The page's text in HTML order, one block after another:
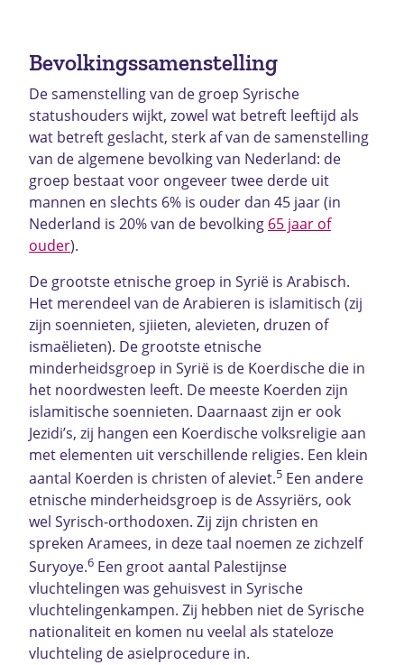
Bevolkingssamenstelling
De samenstelling van de groep Syrische
statushouders wijkt, zowel wat betreft leeftijd als
wat betreft geslacht, sterk af van de samenstelling
van de algemene bevolking van Nederland: de
groep bestaat voor ongeveer twee derde uit
mannen en slechts 6% is ouder dan 45 jaar (in
Nederland is 20% van de bevolking 65 jaar of
ouder).
De grootste etnische groep in Syrië is Arabisch.
Het merendeel van de Arabieren is islamitisch (zij
zijn soennieten, sjiieten, alevieten, druzen of
ismaëlieten). De grootste etnische
minderheidsgroep in Syrië is de Koerdische die in
het noordwesten leeft. De meeste Koerden zijn
islamitische soennieten. Daarnaast zijn er ook
Jezidi’s, zij hangen een Koerdische volksreligie aan
met elementen uit verschillende religies. Een klein
aantal Koerden is christen of aleviet.5 Een andere
etnische minderheidsgroep is de Assyriërs, ook
wel Syrisch-orthodoxen. Zij zijn christen en
spreken Aramees, in deze taal noemen ze zichzelf
Suryoye.6 Een groot aantal Palestijnse
vluchtelingen was gehuisvest in Syrische
vluchtelingenkampen. Zij hebben niet de Syrische
nationaliteit en komen nu veelal als stateloze
vluchteling de asielprocedure in.